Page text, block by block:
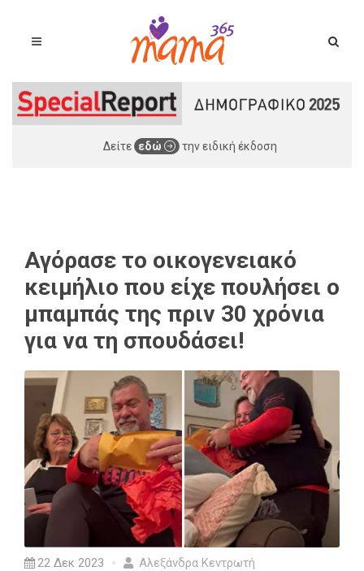
Δείτε εδώ την ειδική έκδοση
Αγόρασε το οικογενειακό
κειμήλιο που είχε πουλήσει ο
μπαμπάς της πριν 30 χρόνια
για να τη σπουδάσει!
22 Δεκ 2023
Αλεξάνδρα Κεντρωτή